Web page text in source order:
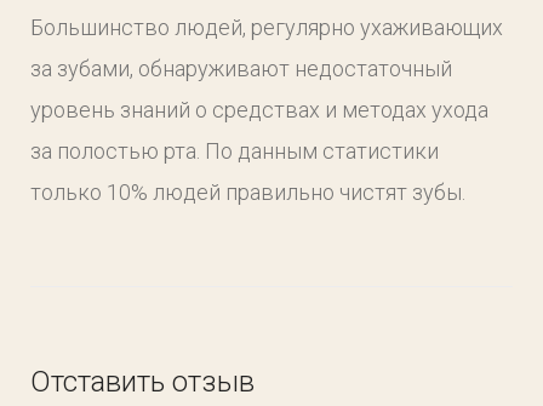
Большинство людей, регулярно ухаживающих
за зубами, обнаруживают недостаточный
уровень знаний о средствах и методах ухода
за полостью рта. По данным статистики
только 10% людей правильно чистят зубы.
Отставить отзыв